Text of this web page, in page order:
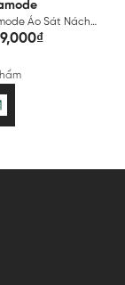
Áo Sát Nách
Nhăn Regular Fit